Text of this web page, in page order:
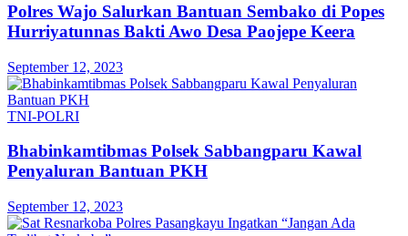
Polres Wajo Salurkan Bantuan Sembako di Popes
Hurriyatunnas Bakti Awo Desa Paojepe Keera
September 12, 2023
TNI-POLRI
Bhabinkamtibmas Polsek Sabbangparu Kawal
Penyaluran Bantuan PKH
September 12, 2023